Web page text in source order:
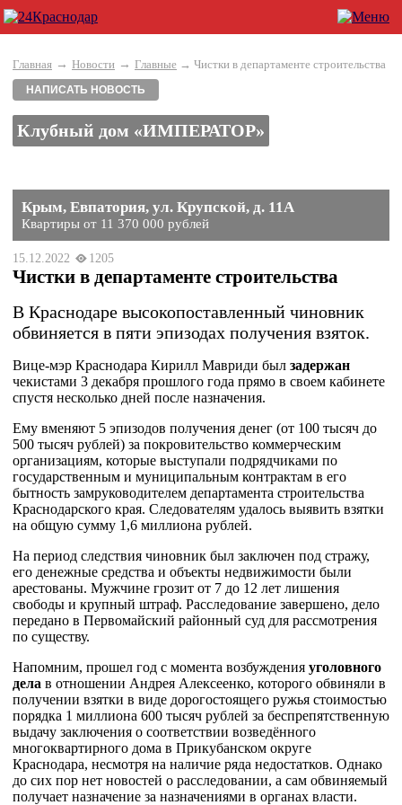
Главная → Новости → Главные → Чистки в департаменте строительства
НАПИСАТЬ НОВОСТЬ
Клубный дом «ИМПЕРАТОР»
Крым, Евпатория, ул. Крупской, д. 11А
Квартиры от 11 370 000 рублей
15.12.2022 1205
Чистки в департаменте строительства
В Краснодаре высокопоставленный чиновник
обвиняется в пяти эпизодах получения взяток.
Вице-мэр Краснодара Кирилл Мавриди был задержан
чекистами 3 декабря прошлого года прямо в своем кабинете
спустя несколько дней после назначения.
Ему вменяют 5 эпизодов получения денег (от 100 тысяч до
500 тысяч рублей) за покровительство коммерческим
организациям, которые выступали подрядчиками по
государственным и муниципальным контрактам в его
бытность замруководителем департамента строительства
Краснодарского края. Следователям удалось выявить взятки
на общую сумму 1,6 миллиона рублей.
На период следствия чиновник был заключен под стражу,
его денежные средства и объекты недвижимости были
арестованы. Мужчине грозит от 7 до 12 лет лишения
свободы и крупный штраф. Расследование завершено, дело
передано в Первомайский районный суд для рассмотрения
по существу.
Напомним, прошел год с момента возбуждения уголовного
дела в отношении Андрея Алексеенко, которого обвиняли в
получении взятки в виде дорогостоящего ружья стоимостью
порядка 1 миллиона 600 тысяч рублей за беспрепятственную
выдачу заключения о соответствии возведённого
многоквартирного дома в Прикубанском округе
Краснодара, несмотря на наличие ряда недостатков. Однако
до сих пор нет новостей о расследовании, а сам обвиняемый
получает назначение за назначениями в органах власти.